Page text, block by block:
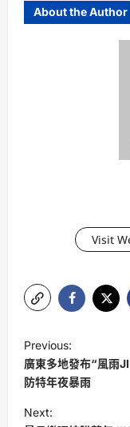
About the Author
Visit
o
s
t
Previous:
廣東多地發布“風雨
防特年夜暴雨
Next: